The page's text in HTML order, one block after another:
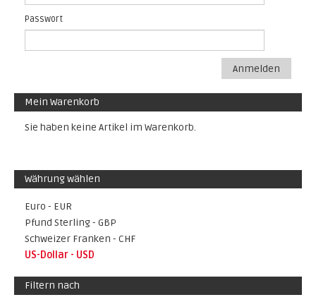
Passwort
Anmelden
Mein Warenkorb
Sie haben keine Artikel im Warenkorb.
Währung wählen
Euro - EUR
Pfund Sterling - GBP
Schweizer Franken - CHF
US-Dollar - USD
Filtern nach